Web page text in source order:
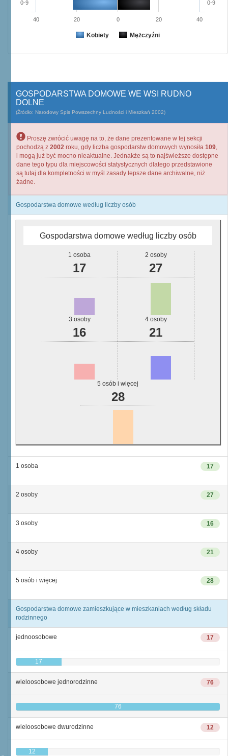
Kobiety Mężczyźni
0-9 0-9
40 20 0 20 40
GOSPODARSTWA DOMOWE WE WSI RUDNO
DOLNE
(Źródło: Narodowy Spis Powszechny Ludności i Mieszkań 2002)
Proszę zwrócić uwagę na to, że dane prezentowane w tej sekcji
pochodzą z 2002 roku, gdy liczba gospodarstw domowych wynosiła 109,
i mogą już być mocno nieaktualne. Jednakże są to najświeższe dostępne
dane tego typu dla miejscowości statystycznych dlatego przedstawione
są tutaj dla kompletności w myśl zasady lepsze dane archiwalne, niż
żadne.
Gospodarstwa domowe według liczby osób
Gospodarstwa domowe według liczby osób
1 osoba
17
2 osoby
27
3 osoby
16
4 osoby
21
5 osób i więcej
28
17
1 osoba
27
2 osoby
16
3 osoby
21
4 osoby
28
5 osób i więcej
Gospodarstwa domowe zamieszkujące w mieszkaniach według składu
rodzinnego
17
jednoosobowe
17
76
wieloosobowe jednorodzinne
76
12
wieloosobowe dwurodzinne
12